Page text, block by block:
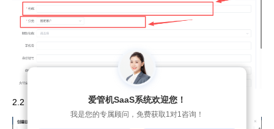
2.2：单位类型需要打开，根据客户实际情况 按需打开
爱管机SaaS系统欢迎您！
我是您的专属顾问，免费获取1对1咨询！